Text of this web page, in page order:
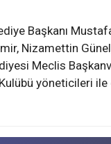
Başkanı
Nizamettin
Meclis
yöneticileri ile